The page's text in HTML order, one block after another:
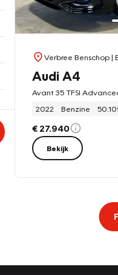
Verbree Benschop|
Audi A4
Avant 35 TFSI
2022
Benzine
€ 27.940
Bekijk